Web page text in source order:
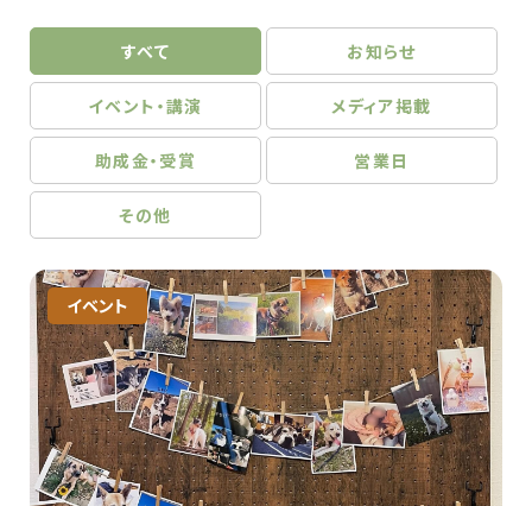
すべて お知らせ
イベント・講演 メディア掲載
助成金・受賞 営業日
その他
イベント